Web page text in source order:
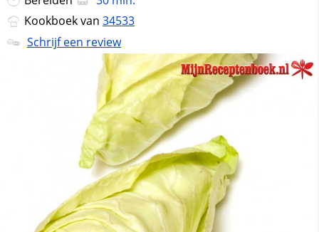
Kookboek van 34533
Schrijf een review